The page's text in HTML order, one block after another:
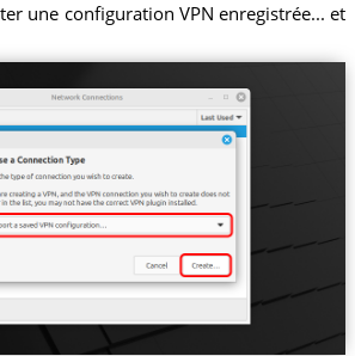
une configuration VPN enregistrée... et